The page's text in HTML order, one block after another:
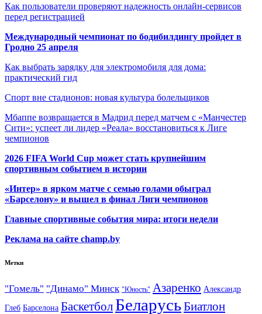
Как пользователи проверяют надежность онлайн-сервисов
перед регистрацией
Международный чемпионат по бодибилдингу пройдет в
Гродно 25 апреля
Как выбрать зарядку для электромобиля для дома:
практический гид
Спорт вне стадионов: новая культура болельщиков
Мбаппе возвращается в Мадрид перед матчем с «Манчестер
Сити»: успеет ли лидер «Реала» восстановиться к Лиге
чемпионов
2026 FIFA World Cup может стать крупнейшим
спортивным событием в истории
«Интер» в ярком матче с семью голами обыграл
«Барселону» и вышел в финал Лиги чемпионов
Главные спортивные события мира: итоги недели
Реклама на сайте champ.by
Метки
"Гомель" "Динамо" Минск "Юность" Азаренко Александр
Глеб Барселона Баскетбол БеларусьБиатлон